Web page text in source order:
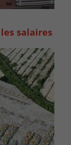
salaires